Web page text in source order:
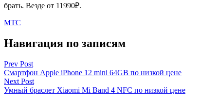
брать. Везде от 11990₽.
МТС
Навигация по записям
Prev Post
Смартфон Apple iPhone 12 mini 64GB по низкой цене
Next Post
Умный браслет Xiaomi Mi Band 4 NFC по низкой цене